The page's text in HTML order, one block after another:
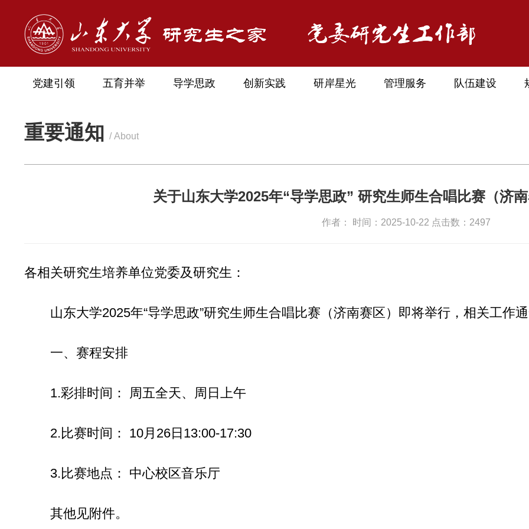
党建引领 五育并举 导学思政 创新实践 研岸星光 管理服务 队伍建设
重要通知 / About
关于山东大学2025年“导学思政” 研究生师生合唱比赛（济
作者： 时间：2025-10-22 点击数： 2497
各相关研究生培养单位党委及研究生：
山东大学2025年“导学思政”研究生师生合唱比赛（济南赛区）即将举行，相关工作通
一、赛程安排
1.彩排时间： 周五全天、周日上午
2.比赛时间： 10月26日13:00-17:30
3.比赛地点： 中心校区音乐厅
其他见附件。